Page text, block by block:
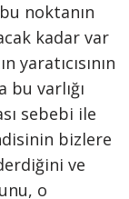
noktanın
kadar var
yaratıcısının
varlığı
sebebi ile
bizlere
ve
o